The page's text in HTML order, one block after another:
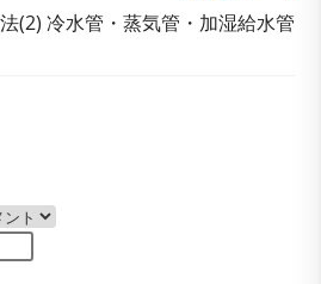
(2) 冷水管・蒸気管・加湿給水管